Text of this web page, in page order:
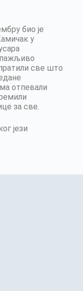
био је
у
пажљиво
све што
отпевали
за све.
јези